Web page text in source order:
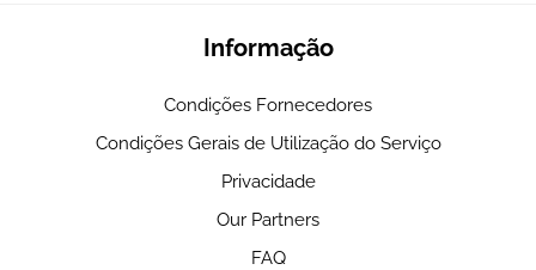
Informação
Condições Fornecedores
Condições Gerais de Utilização do Serviço
Privacidade
Our Partners
FAQ